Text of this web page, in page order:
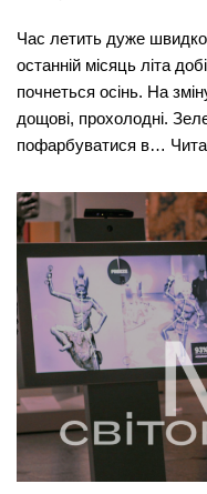
Час летить дуже
останній місяць літа
почнеться осінь. На
дощові, прохолодні.
пофарбуватися в…